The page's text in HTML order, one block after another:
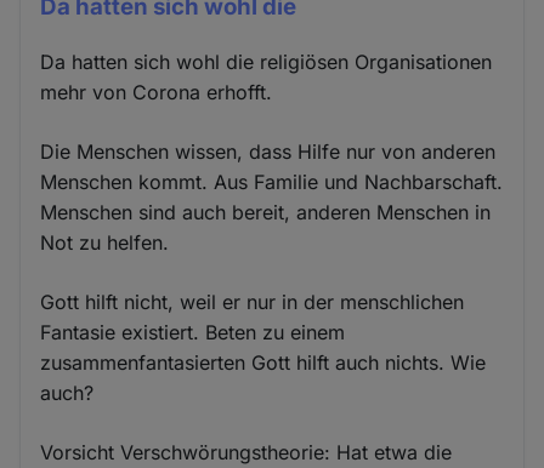
Da hatten sich wohl die
Da hatten sich wohl die religiösen Organisationen
mehr von Corona erhofft.
Die Menschen wissen, dass Hilfe nur von anderen
Menschen kommt. Aus Familie und Nachbarschaft.
Menschen sind auch bereit, anderen Menschen in
Not zu helfen.
Gott hilft nicht, weil er nur in der menschlichen
Fantasie existiert. Beten zu einem
zusammenfantasierten Gott hilft auch nichts. Wie
auch?
Vorsicht Verschwörungstheorie: Hat etwa die